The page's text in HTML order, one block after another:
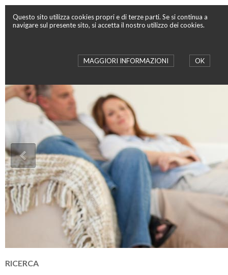
Questo sito utilizza cookies propri e di terze parti. Se si continua a
navigare sul presente sito, si accetta il nostro utilizzo dei cookies.
MAGGIORI INFORMAZIONI OK
RICERCA